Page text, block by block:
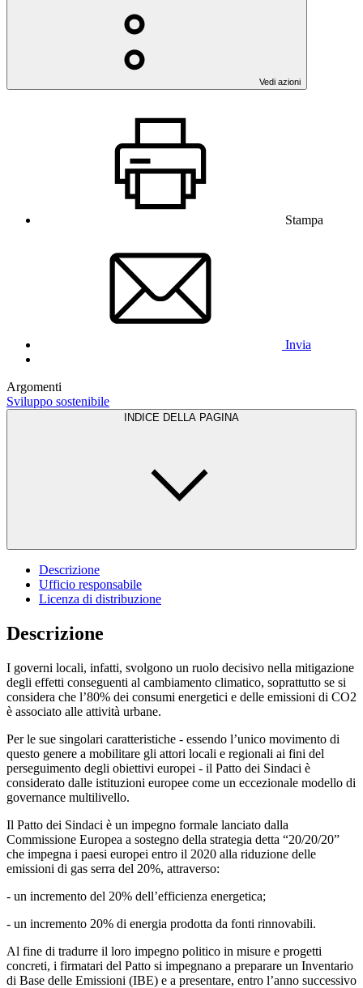
Vedi azioni
Stampa
Invia
Argomenti
Sviluppo sostenibile
INDICE DELLA PAGINA
Descrizione
Ufficio responsabile
Licenza di distribuzione
Descrizione
I governi locali, infatti, svolgono un ruolo decisivo nella mitigazione
degli effetti conseguenti al cambiamento climatico, soprattutto se si
considera che l’80% dei consumi energetici e delle emissioni di CO2
è associato alle attività urbane.
Per le sue singolari caratteristiche - essendo l’unico movimento di
questo genere a mobilitare gli attori locali e regionali ai fini del
perseguimento degli obiettivi europei - il Patto dei Sindaci è
considerato dalle istituzioni europee come un eccezionale modello di
governance multilivello.
Il Patto dei Sindaci è un impegno formale lanciato dalla
Commissione Europea a sostegno della strategia detta “20/20/20”
che impegna i paesi europei entro il 2020 alla riduzione delle
emissioni di gas serra del 20%, attraverso:
- un incremento del 20% dell’efficienza energetica;
- un incremento 20% di energia prodotta da fonti rinnovabili.
Al fine di tradurre il loro impegno politico in misure e progetti
concreti, i firmatari del Patto si impegnano a preparare un Inventario
di Base delle Emissioni (IBE) e a presentare, entro l’anno successivo